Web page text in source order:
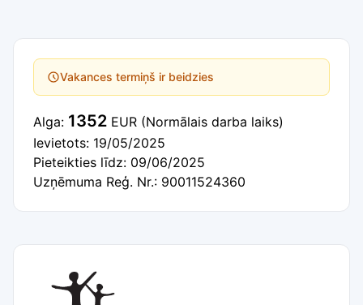
Vakances termiņš ir beidzies
Alga: 1352 EUR (Normālais darba laiks)
Ievietots: 19/05/2025
Pieteikties līdz: 09/06/2025
Uzņēmuma Reģ. Nr.: 90011524360